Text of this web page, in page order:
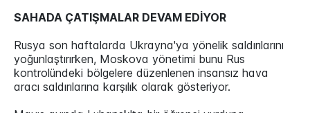
SAHADA ÇATIŞMALAR DEVAM EDİYOR
Rusya son haftalarda Ukrayna'ya yönelik saldırılarını
yoğunlaştırırken, Moskova yönetimi bunu Rus
kontrolündeki bölgelere düzenlenen insansız hava
aracı saldırılarına karşılık olarak gösteriyor.